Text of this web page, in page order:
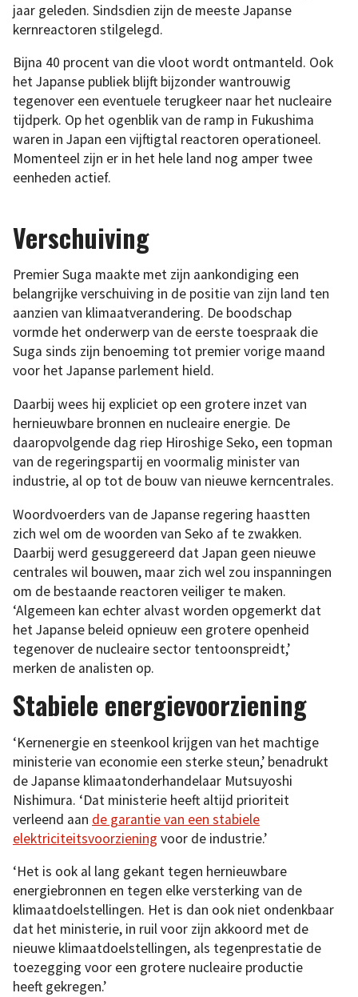
jaar geleden. Sindsdien zijn de meeste Japanse
kernreactoren stilgelegd.
Bijna 40 procent van die vloot wordt ontmanteld. Ook
het Japanse publiek blijft bijzonder wantrouwig
tegenover een eventuele terugkeer naar het nucleaire
tijdperk. Op het ogenblik van de ramp in Fukushima
waren in Japan een vijftigtal reactoren operationeel.
Momenteel zijn er in het hele land nog amper twee
eenheden actief.
Verschuiving
Premier Suga maakte met zijn aankondiging een
belangrijke verschuiving in de positie van zijn land ten
aanzien van klimaatverandering. De boodschap
vormde het onderwerp van de eerste toespraak die
Suga sinds zijn benoeming tot premier vorige maand
voor het Japanse parlement hield.
Daarbij wees hij expliciet op een grotere inzet van
hernieuwbare bronnen en nucleaire energie. De
daaropvolgende dag riep Hiroshige Seko, een topman
van de regeringspartij en voormalig minister van
industrie, al op tot de bouw van nieuwe kerncentrales.
Woordvoerders van de Japanse regering haastten
zich wel om de woorden van Seko af te zwakken.
Daarbij werd gesuggereerd dat Japan geen nieuwe
centrales wil bouwen, maar zich wel zou inspanningen
om de bestaande reactoren veiliger te maken.
‘Algemeen kan echter alvast worden opgemerkt dat
het Japanse beleid opnieuw een grotere openheid
tegenover de nucleaire sector tentoonspreidt,’
merken de analisten op.
Stabiele energievoorziening
‘Kernenergie en steenkool krijgen van het machtige
ministerie van economie een sterke steun,’ benadrukt
de Japanse klimaatonderhandelaar Mutsuyoshi
Nishimura. ‘Dat ministerie heeft altijd prioriteit
verleend aan de garantie van een stabiele
elektriciteitsvoorziening voor de industrie.’
‘Het is ook al lang gekant tegen hernieuwbare
energiebronnen en tegen elke versterking van de
klimaatdoelstellingen. Het is dan ook niet ondenkbaar
dat het ministerie, in ruil voor zijn akkoord met de
nieuwe klimaatdoelstellingen, als tegenprestatie de
toezegging voor een grotere nucleaire productie
heeft gekregen.’